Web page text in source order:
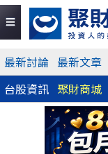
最新討論 最新文章
台股資訊 聚財商城